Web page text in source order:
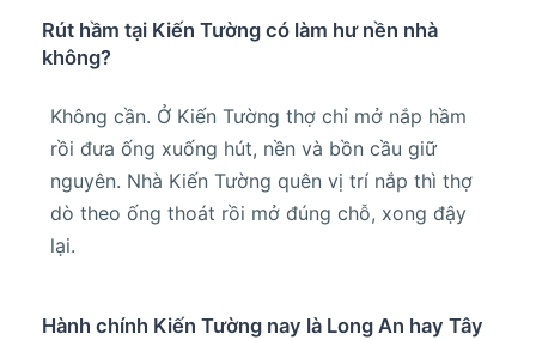
Rút hầm tại Kiến Tường có làm hư nền nhà
không?
Không cần. Ở Kiến Tường thợ chỉ mở nắp hầm
rồi đưa ống xuống hút, nền và bồn cầu giữ
nguyên. Nhà Kiến Tường quên vị trí nắp thì thợ
dò theo ống thoát rồi mở đúng chỗ, xong đậy
lại.
Hành chính Kiến Tường nay là Long An hay Tây